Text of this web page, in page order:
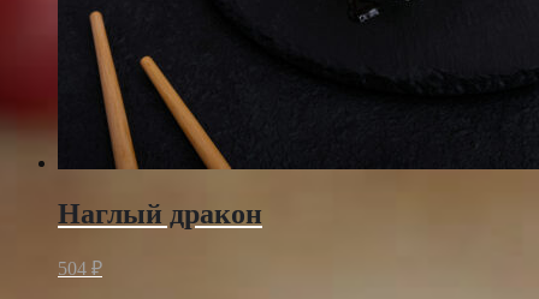
Наглый дракон
504 ₽